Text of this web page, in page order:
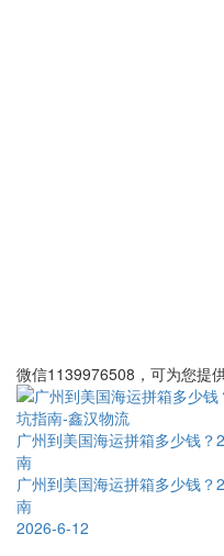
微信1139976508，可为您提
广州到美国海运拼箱多少钱
南
广州到美国海运拼箱多少钱
南
2026-6-12